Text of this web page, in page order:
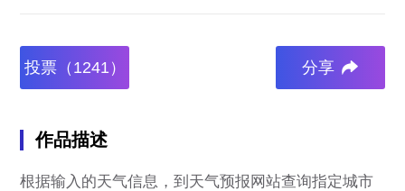
投票（1241） 分享
作品描述
根据输入的天气信息，到天气预报网站查询指定城市